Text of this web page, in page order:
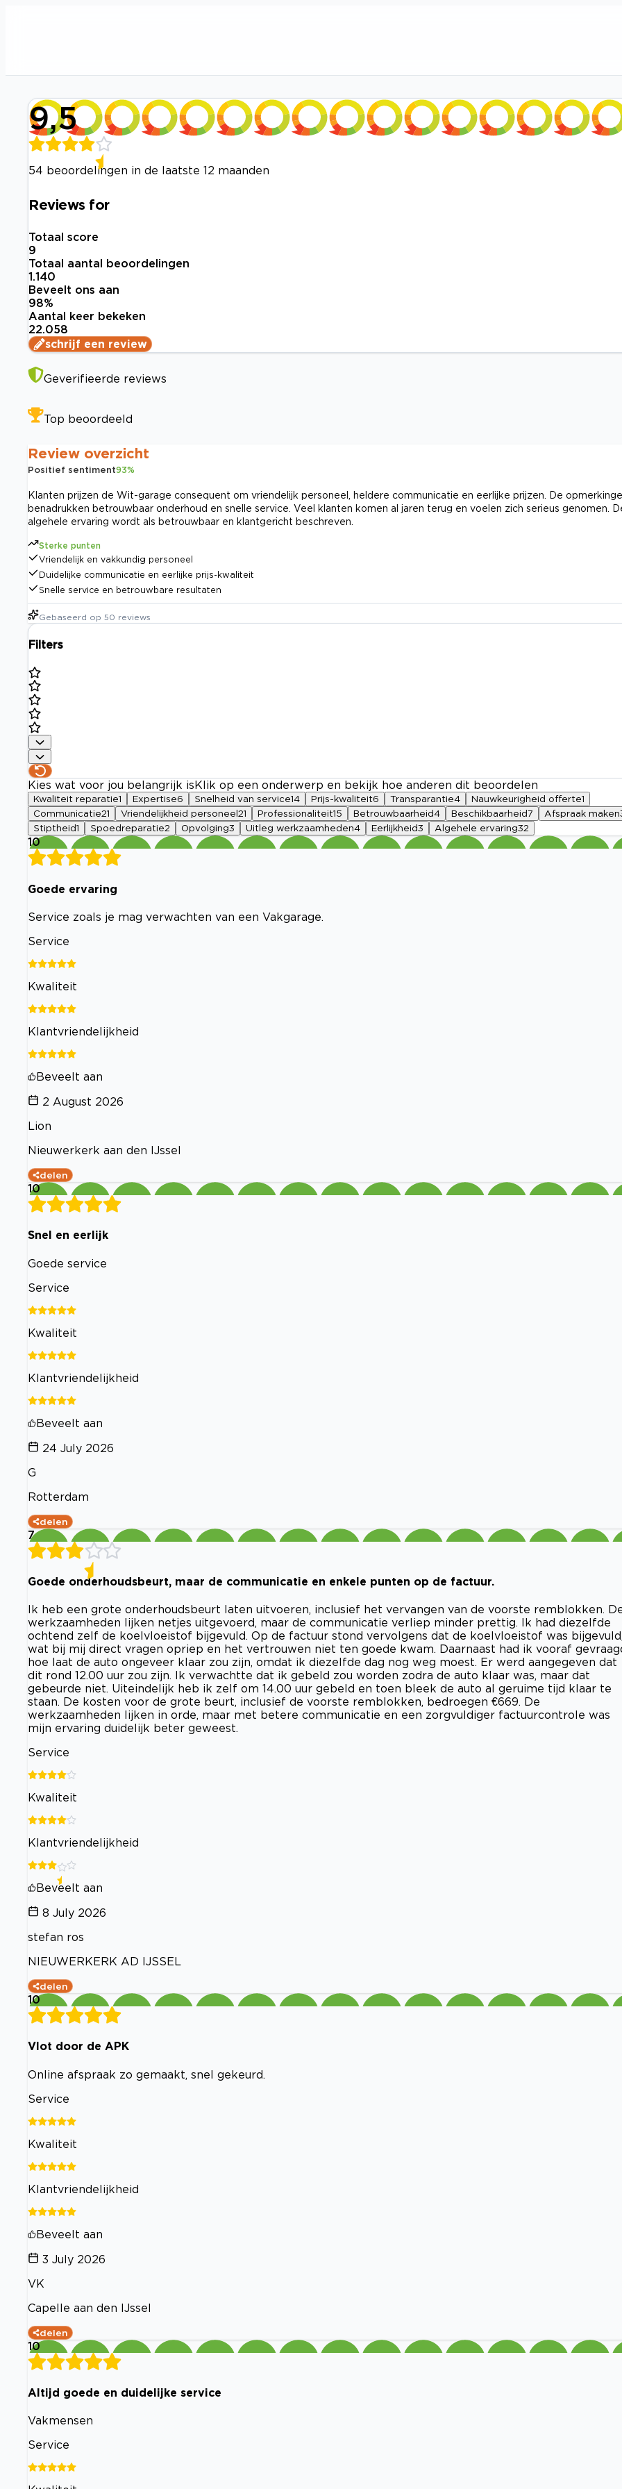
9,5
54 beoordelingen in de laatste 12 maanden
Reviews for
Totaal score
9
Totaal aantal beoordelingen
1.140
Beveelt ons aan
98%
Aantal keer bekeken
22.058
schrijf een review
Geverifieerde reviews
Top beoordeeld
Review overzicht
Positief sentiment93%
Klanten prijzen de Wit-garage consequent om vriendelijk personeel, heldere communicatie en eerlijke prijzen. De
benadrukken betrouwbaar onderhoud en snelle service. Veel klanten komen al jaren terug en voelen zich serieus genomen.
algehele ervaring wordt als betrouwbaar en klantgericht beschreven.
Sterke punten
Vriendelijk en vakkundig personeel
Duidelijke communicatie en eerlijke prijs-kwaliteit
Snelle service en betrouwbare resultaten
Gebaseerd op 50 reviews
Filters
Kies wat voor jou belangrijk is Klik op een onderwerp en bekijk hoe anderen dit beoordelen
Kwaliteit reparatie1 Expertise6 Snelheid van service14 Prijs-kwaliteit6 Transparantie4 Nauwkeurigheid offerte1
Communicatie21 Vriendelijkheid personeel 21 Professionaliteit15 Betrouwbaarheid4 Beschikbaarheid7 Afspraak maken
Stiptheid1 Spoedreparatie2 Opvolging3 Uitleg werkzaamheden4 Eerlijkheid3 Algehele ervaring32
10
Goede ervaring
Service zoals je mag verwachten van een Vakgarage.
Service
Kwaliteit
Klantvriendelijkheid
Beveelt aan
2 August 2026
Lion
Nieuwerkerk aan den IJssel
delen
10
Snel en eerlijk
Goede service
Service
Kwaliteit
Klantvriendelijkheid
Beveelt aan
24 July 2026
G
Rotterdam
delen
7
Goede onderhoudsbeurt, maar de communicatie en enkele punten op de factuur.
Ik heb een grote onderhoudsbeurt laten uitvoeren, inclusief het vervangen van de voorste remblokken.
werkzaamheden lijken netjes uitgevoerd, maar de communicatie verliep minder prettig. Ik had diezelfde
ochtend zelf de koelvloeistof bijgevuld. Op de factuur stond vervolgens dat de koelvloeistof was bijgevuld,
wat bij mij direct vragen opriep en het vertrouwen niet ten goede kwam. Daarnaast had ik vooraf
hoe laat de auto ongeveer klaar zou zijn, omdat ik diezelfde dag nog weg moest. Er werd aangegeven dat
dit rond 12.00 uur zou zijn. Ik verwachtte dat ik gebeld zou worden zodra de auto klaar was, maar dat
gebeurde niet. Uiteindelijk heb ik zelf om 14.00 uur gebeld en toen bleek de auto al geruime tijd klaar te
staan. De kosten voor de grote beurt, inclusief de voorste remblokken, bedroegen €669. De
werkzaamheden lijken in orde, maar met betere communicatie en een zorgvuldiger factuurcontrole was
mijn ervaring duidelijk beter geweest.
Service
Kwaliteit
Klantvriendelijkheid
Beveelt aan
8 July 2026
stefan ros
NIEUWERKERK AD IJSSEL
delen
10
Vlot door de APK
Online afspraak zo gemaakt, snel gekeurd.
Service
Kwaliteit
Klantvriendelijkheid
Beveelt aan
3 July 2026
VK
Capelle aan den IJssel
delen
10
Altijd goede en duidelijke service
Vakmensen
Service